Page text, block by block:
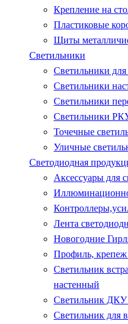
Крепление на
Пластиковые
Щиты
Светильники
Светильники
Светильники
Светильники
Светильники
Точечные
Уличные
Светодиодная
Аксессуары для
Лента
Новогодние
Профиль,
Светильник
настенный
Светильник ДКУ
Светильник для